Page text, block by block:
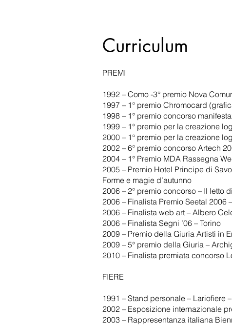
Curriculum
PREMI
1992 – Como -3° premio Nova
1997 – 1° premio Chromocard
1998 – 1° premio concorso
1999 – 1° premio per la creazione
2000 – 1° premio per la creazione
2002 – 6° premio concorso Artech
2004 – 1° Premio MDA Rassegna
2005 – Premio Hotel Principe di
Forme e magie d’autunno
2006 – 2° premio concorso – Il letto
2006 – Finalista Premio Seetal 2006
2006 – Finalista web art – Albero
2006 – Finalista Segni ’06 – Torino
2009 – Premio della Giuria Artisti in
2009 – 5° premio della Giuria –
2010 – Finalista premiata concorso
FIERE
1991 – Stand personale – Lariofiere
2002 – Esposizione internazionale
2003 – Rappresentanza italiana